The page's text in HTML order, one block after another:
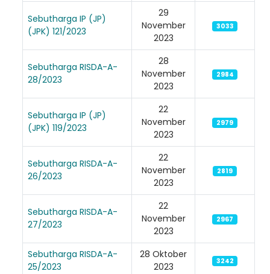
Sebutharga IP (JP)
(JPK) 121/2023
29
November
2023
3033
Sebutharga RISDA-A-
28/2023
28
November
2023
2984
Sebutharga IP (JP)
(JPK) 119/2023
22
November
2023
2979
Sebutharga RISDA-A-
26/2023
22
November
2023
2819
Sebutharga RISDA-A-
27/2023
22
November
2023
2967
Sebutharga RISDA-A-
25/2023
28 Oktober
2023
3242
Loading AiRIS...